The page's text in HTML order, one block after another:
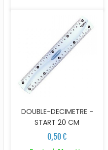
DOUBLE-DECIMETRE -
START 20 CM
0,50 €